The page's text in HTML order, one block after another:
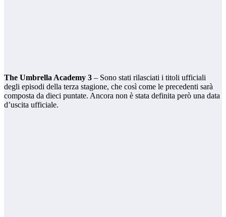
The Umbrella Academy 3 – Sono stati rilasciati i titoli ufficiali
degli episodi della terza stagione, che così come le precedenti sarà
composta da dieci puntate. Ancora non è stata definita però una data
d’uscita ufficiale.